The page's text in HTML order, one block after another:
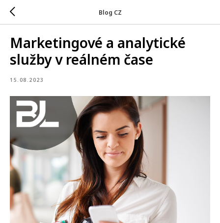
Blog CZ
Marketingové a analytické
služby v reálném čase
15.08.2023